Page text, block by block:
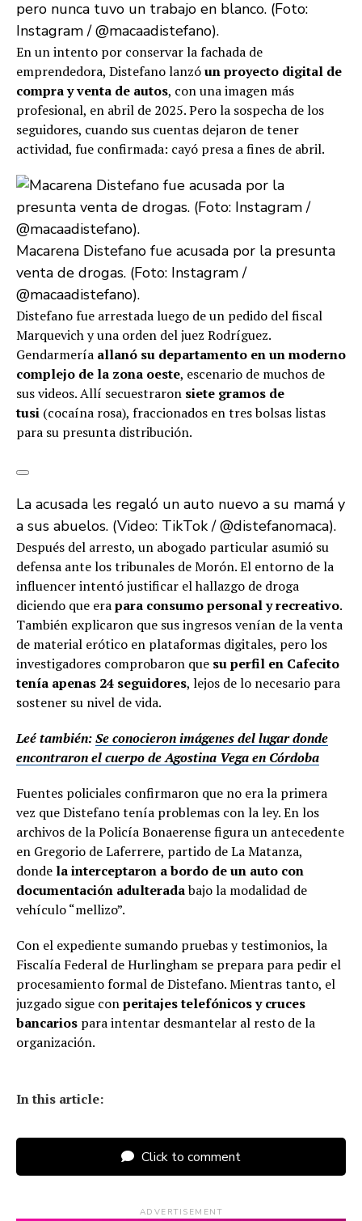
pero nunca tuvo un trabajo en blanco. (Foto:
Instagram / @macaadistefano).
En un intento por conservar la fachada de
emprendedora, Distefano lanzóun proyecto digital de
compra y venta de autos, con una imagen más
profesional, en abril de 2025. Pero la sospecha de los
seguidores, cuando sus cuentas dejaron de tener
actividad, fue confirmada: cayó presa a fines de abril.
Macarena Distefano fue acusada por la presunta
venta de drogas. (Foto: Instagram /
@macaadistefano).
Distefano fue arrestada luego de un pedido del fiscal
Marquevich y una orden del juez Rodríguez.
Gendarmería allanó su departamento en un moderno
complejo de la zona oeste, escenario de muchos de
sus videos. Allí secuestraron siete gramos de
tusi (cocaína rosa), fraccionados en tres bolsas listas
para su presunta distribución.
La acusada les regaló un auto nuevo a su mamá y
a sus abuelos. (Video: TikTok / @distefanomaca).
Después del arresto, un abogado particular asumió su
defensa ante los tribunales de Morón. El entorno de la
influencer intentó justificar el hallazgo de droga
diciendo que erapara consumo personal y recreativo.
También explicaron que sus ingresos venían de la venta
de material erótico en plataformas digitales, pero los
investigadores comprobaron que su perfil en Cafecito
tenía apenas 24 seguidores, lejos de lo necesario para
sostener su nivel de vida.
Leé también:Se conocieron imágenes del lugar donde
encontraron el cuerpo de Agostina Vega en Córdoba
Fuentes policiales confirmaron que no era la primera
vez que Distefano tenía problemas con la ley. En los
archivos de la Policía Bonaerense figura un antecedente
en Gregorio de Laferrere, partido de La Matanza,
donde la interceptaron a bordo de un auto con
documentación adulteradabajo la modalidad de
vehículo “mellizo”.
Con el expediente sumando pruebas y testimonios, la
Fiscalía Federal de Hurlingham se prepara para pedir el
procesamiento formal de Distefano. Mientras tanto, el
juzgado sigue conperitajes telefónicos y cruces
bancarios para intentar desmantelar al resto de la
organización.
In this article:
Click to comment
ADVERTISEMENT